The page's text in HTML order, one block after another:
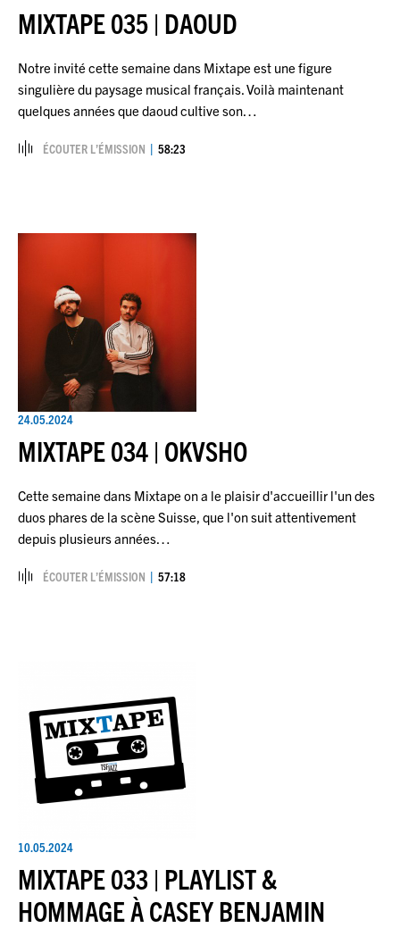
MIXTAPE 035 | DAOUD
Notre invité cette semaine dans Mixtape est une figure
singulière du paysage musical français. Voilà maintenant
quelques années que daoud cultive son…
ÉCOUTER L’ÉMISSION 58:23
24.05.2024
MIXTAPE 034 | OKVSHO
Cette semaine dans Mixtape on a le plaisir d'accueillir l'un des
duos phares de la scène Suisse, que l'on suit attentivement
depuis plusieurs années…
ÉCOUTER L’ÉMISSION 57:18
10.05.2024
MIXTAPE 033 | PLAYLIST &
HOMMAGE À CASEY BENJAMIN